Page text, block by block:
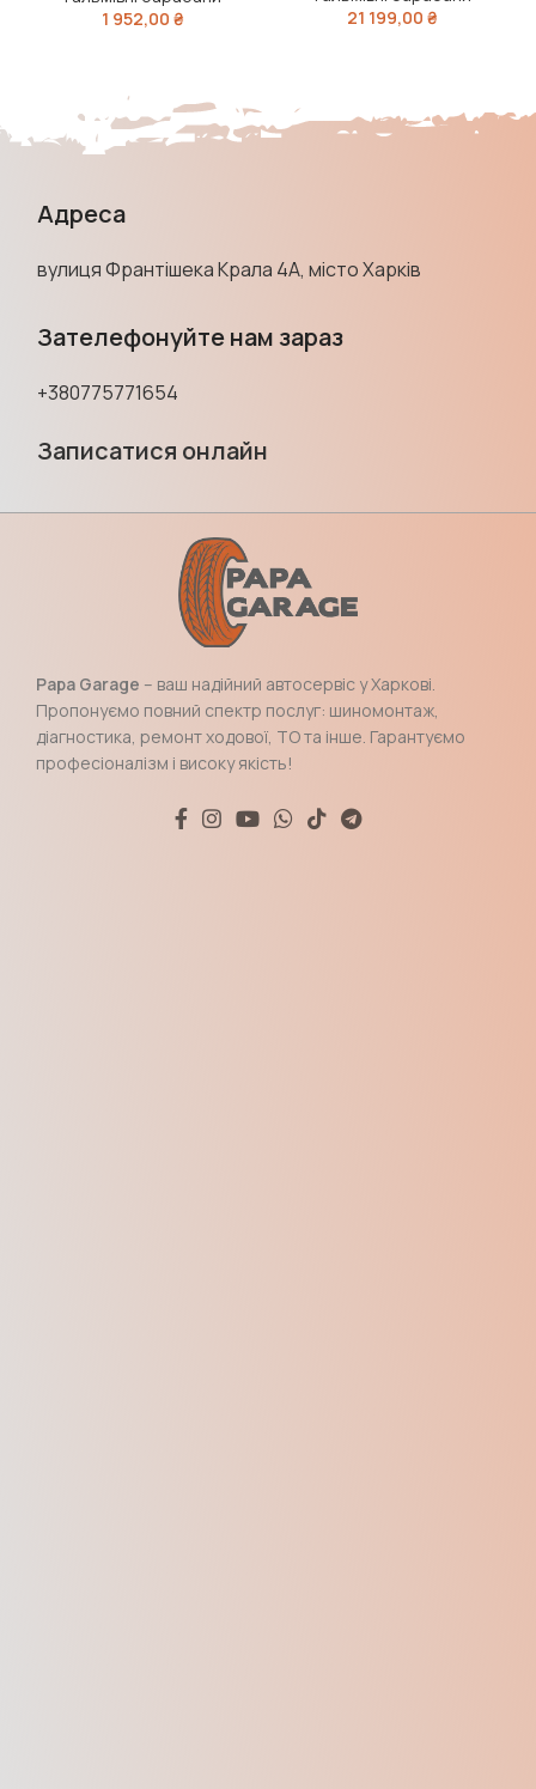
1 952,00 ₴
21 199,00₴
Адреса
вулиця Франтішека Крала 4А, місто Харків
Зателефонуйте нам зараз
+380775771654
Записатися онлайн
Papa Garage – ваш надійний автосервіс у Харкові.
Пропонуємо повний спектр послуг: шиномонтаж,
діагностика, ремонт ходової, ТО та інше. Гарантуємо
професіоналізм і високу якість!